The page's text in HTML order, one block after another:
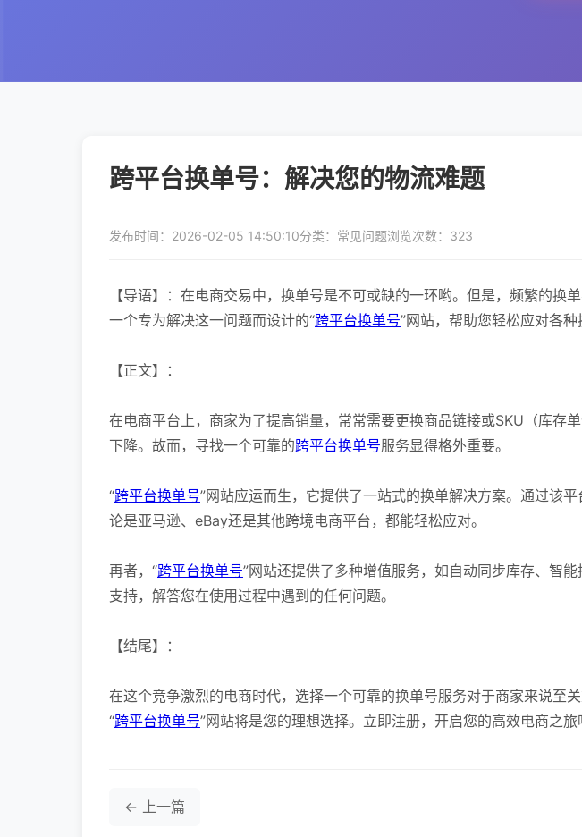
跨平台换单号：解决您的物流难题
发布时间：2026-02-05 14:50:10分类：常见问题浏览次数：323
【导语】：在电商交易中，换单号是不可或缺的一环哟。但是，频繁的
一个专为解决这一问题而设计的“跨平台换单号”网站，帮助您轻松应对各种
【正文】：
在电商平台上，商家为了提高销量，常常需要更换商品链接或SKU（库存
下降。故而，寻找一个可靠的跨平台换单号服务显得格外重要。
“跨平台换单号”网站应运而生，它提供了一站式的换单解决方案。通过该
论是亚马逊、eBay还是其他跨境电商平台，都能轻松应对。
再者，“跨平台换单号”网站还提供了多种增值服务，如自动同步库存、智
支持，解答您在使用过程中遇到的任何问题。
【结尾】：
在这个竞争激烈的电商时代，选择一个可靠的换单号服务对于商家来说至
“跨平台换单号”网站将是您的理想选择。立即注册，开启您的高效电商之旅
← 上一篇